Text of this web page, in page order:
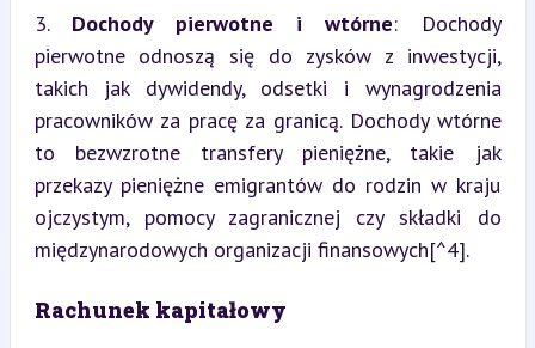
3. Dochody pierwotne i wtórne: Dochody
pierwotne odnoszą się do zysków z inwestycji,
takich jak dywidendy, odsetki i wynagrodzenia
pracowników za pracę za granicą. Dochody wtórne
to bezwzrotne transfery pieniężne, takie jak
przekazy pieniężne emigrantów do rodzin w kraju
ojczystym, pomocy zagranicznej czy składki do
międzynarodowych organizacji finansowych[^4].
Rachunek kapitałowy